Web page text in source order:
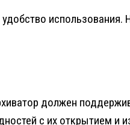
должен
с их открытием и